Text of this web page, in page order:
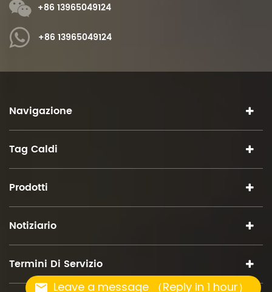
Leave a message （Reply in 1 hour）
+86 13965049124
+86 13965049124
Navigazione
Tag Caldi
Prodotti
Notiziario
Termini Di Servizio